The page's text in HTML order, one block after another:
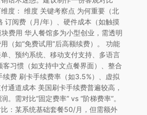
度： 维度 关键考察点 为何重要（北
订阅费（月/年）、硬件成本（如触摸
费用 华人餐馆多为小型创业，需透明
（如“免费试用”后高额续费）。 功能
、预约系统、移动支付支持、多语言
客习惯（如支持中文点餐界面）、整合
续费 刷卡手续费率（如3.5%）、虚拟
通道成本 美国刷卡手续费普遍较高，
。需对比“固定费率” vs “阶梯费率”。
：某系统基础套餐50/月，但需额外